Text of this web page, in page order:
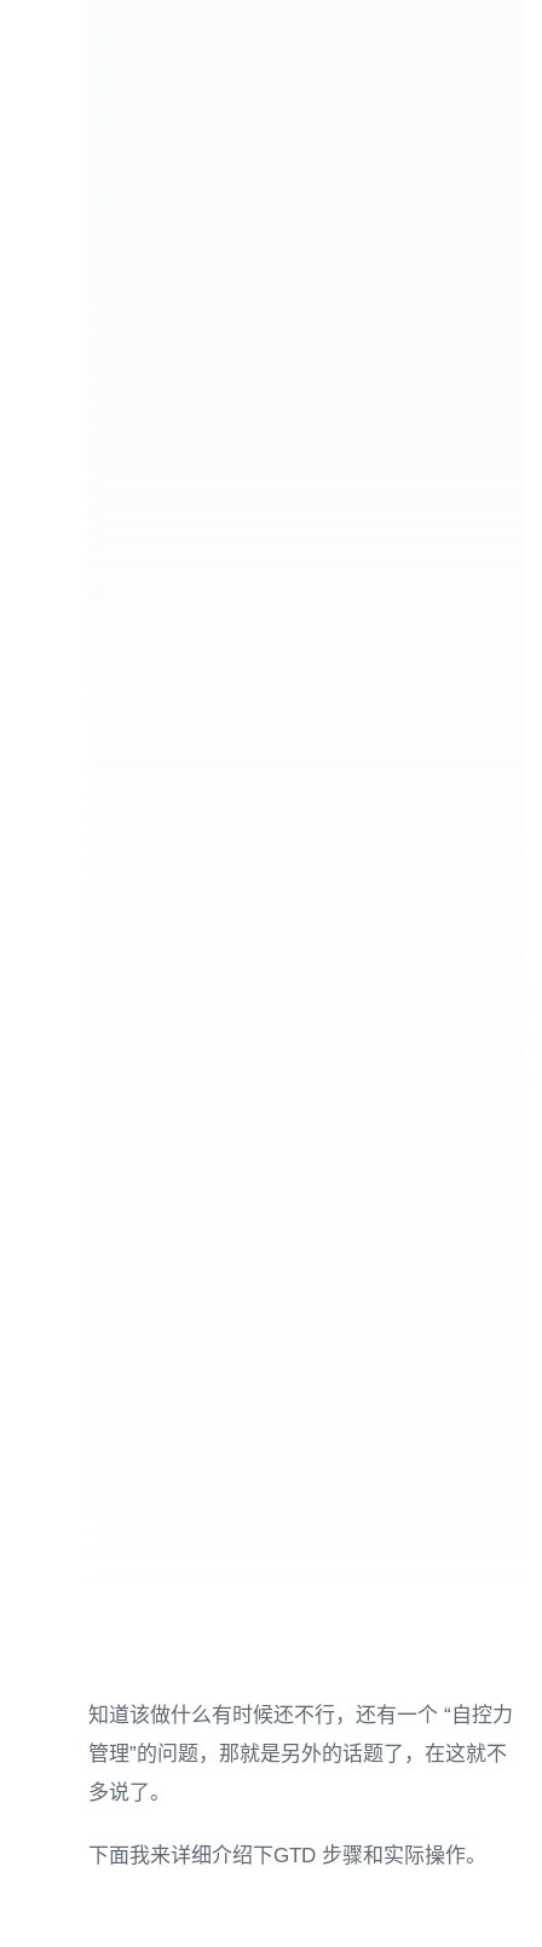
知道该做什么有时候还不行，还有一个 “自控力
管理”的问题，那就是另外的话题了，在这就不
多说了。
下面我来详细介绍下GTD 步骤和实际操作。